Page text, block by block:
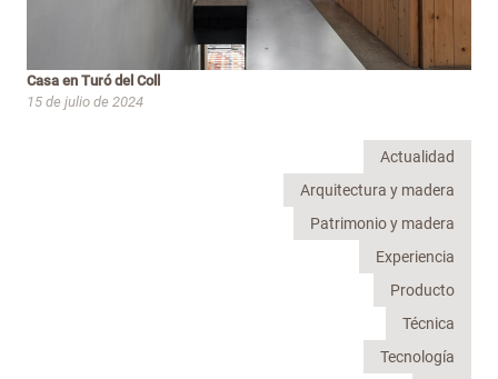
Casa en Turó del Coll
15 de julio de 2024
Actualidad
Arquitectura y madera
Patrimonio y madera
Experiencia
Producto
Técnica
Tecnología